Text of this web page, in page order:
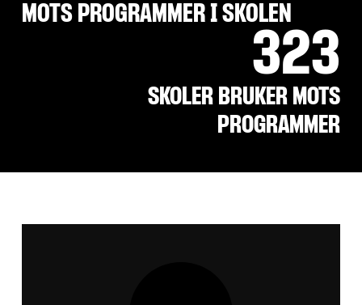
MOTS PROGRAMMER I SKOLEN
323
SKOLER BRUKER MOTS
PROGRAMMER